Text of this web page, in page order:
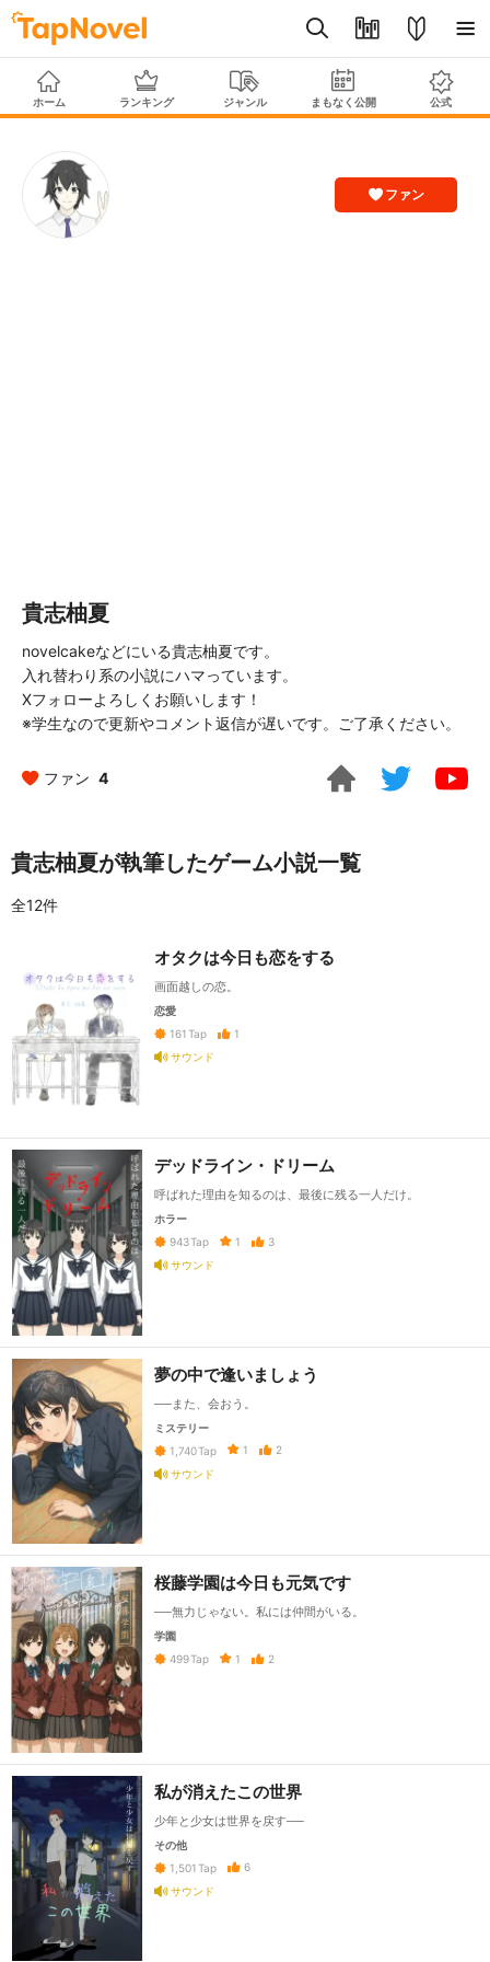
ホーム ランキング ジャンル まもなく公開 公式
ファン
貴志柚夏
novelcakeなどにいる貴志柚夏です。
入れ替わり系の小説にハマっています。
Xフォローよろしくお願いします！
※学生なので更新やコメント返信が遅いです。ご了承ください。
ファン 4
貴志柚夏が執筆したゲーム小説一覧
全12件
オタクは今日も恋をする
画面越しの恋。
恋愛
161 Tap
1
サウンド
デッドライン・ドリーム
呼ばれた理由を知るのは、最後に残る一人だけ。
ホラー
943Tap 1
3
サウンド
夢の中で逢いましょう
──また、会おう。
ミステリー
1,740Tap 1
2
サウンド
桜藤学園は今日も元気です
──無力じゃない。私には仲間がいる。
学園
499Tap 1 2
私が消えたこの世界
少年と少女は世界を戻す──
その他
1,501 Tap
6
サウンド